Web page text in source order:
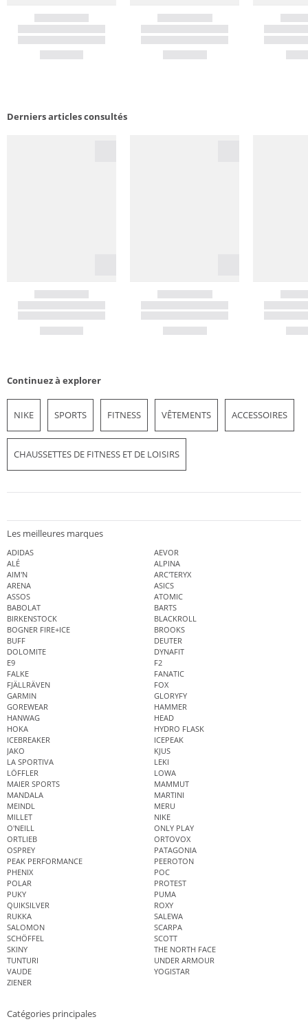
Derniers articles consultés
Continuez à explorer
NIKE SPORTS FITNESS VÊTEMENTS ACCESSOIRES
CHAUSSETTES DE FITNESS ET DE LOISIRS
Les meilleures marques
ADIDAS
AEVOR
ALÉ
ALPINA
AIM'N
ARC'TERYX
ARENA
ASICS
ASSOS
ATOMIC
BABOLAT
BARTS
BIRKENSTOCK
BLACKROLL
BOGNER FIRE+ICE
BROOKS
BUFF
DEUTER
DOLOMITE
DYNAFIT
E9
F2
FALKE
FANATIC
FJÄLLRÄVEN
FOX
GARMIN
GLORYFY
GOREWEAR
HAMMER
HANWAG
HEAD
HOKA
HYDRO FLASK
ICEBREAKER
ICEPEAK
JAKO
KJUS
LA SPORTIVA
LEKI
LÖFFLER
LOWA
MAIER SPORTS
MAMMUT
MANDALA
MARTINI
MEINDL
MERU
MILLET
NIKE
O'NEILL
ONLY PLAY
ORTLIEB
ORTOVOX
OSPREY
PATAGONIA
PEAK PERFORMANCE
PEEROTON
PHENIX
POC
POLAR
PROTEST
PUKY
PUMA
QUIKSILVER
ROXY
RUKKA
SALEWA
SALOMON
SCARPA
SCHÖFFEL
SCOTT
SKINY
THE NORTH FACE
TUNTURI
UNDER ARMOUR
VAUDE
YOGISTAR
ZIENER
Catégories principales